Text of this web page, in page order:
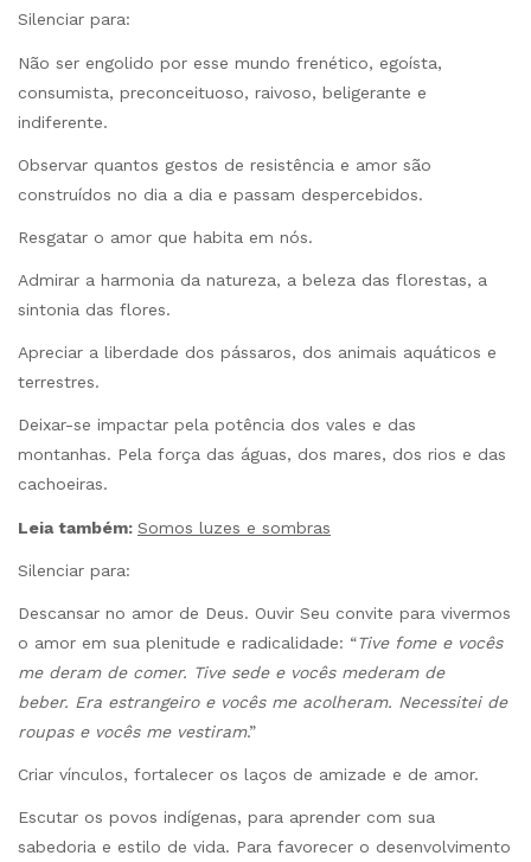
Silenciar para:
Não ser engolido por esse mundo frenético, egoísta,
consumista, preconceituoso, raivoso, beligerante e
indiferente.
Observar quantos gestos de resistência e amor são
construídos no dia a dia e passam despercebidos.
Resgatar o amor que habita em nós.
Admirar a harmonia da natureza, a beleza das florestas, a
sintonia das flores.
Apreciar a liberdade dos pássaros, dos animais aquáticos e
terrestres.
Deixar-se impactar pela potência dos vales e das
montanhas. Pela força das águas, dos mares, dos rios e das
cachoeiras.
Leia também: Somos luzes e sombras
Silenciar para:
Descansar no amor de Deus. Ouvir Seu convite para vivermos
o amor em sua plenitude e radicalidade: “Tive fome e vocês
me deram de comer. Tive sede e vocês mederam de
beber. Era estrangeiro e vocês me acolheram. Necessitei de
roupas e vocês me vestiram.”
Criar vínculos, fortalecer os laços de amizade e de amor.
Escutar os povos indígenas, para aprender com sua
sabedoria e estilo de vida. Para favorecer o desenvolvimento